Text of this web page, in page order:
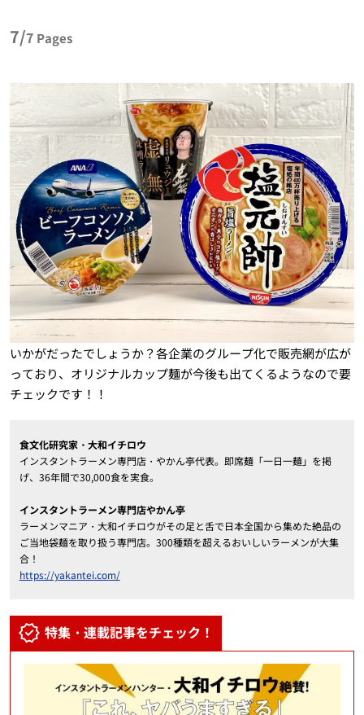
7/7 Pages
いかがだったでしょうか？各企業のグループ化で販売網が広が
っており、オリジナルカップ麺が今後も出てくるようなので要
チェックです！！
食文化研究家・大和イチロウ
インスタントラーメン専門店・やかん亭代表。即席麺「一日一麺」を掲
げ、36年間で30,000食を実食。
インスタントラーメン専門店やかん亭
ラーメンマニア・大和イチロウがその足と舌で日本全国から集めた絶品の
ご当地袋麺を取り扱う専門店。300種類を超えるおいしいラーメンが大集
合！
https://yakantei.com/
特集・連載記事をチェック！